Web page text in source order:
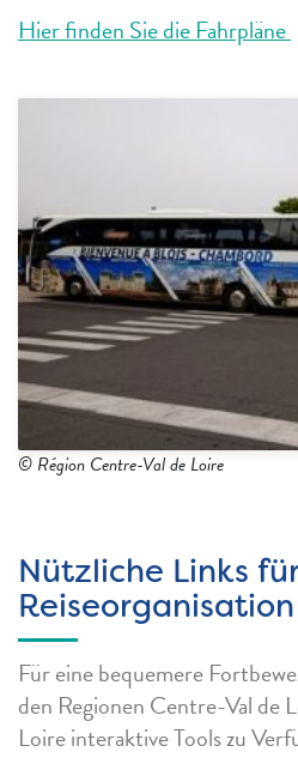
Hier finden Sie die Fahrpläne
© Région Centre-Val de Loire
Nützliche Links
Für eine bequemere
den Regionen Centre-Val de
Loire interaktive Tools zu